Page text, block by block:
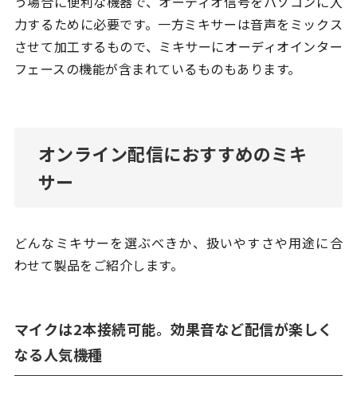
力するために必要です。一方ミキサーは音声をミックス
させて加工するもので、ミキサーにオーディオインター
フェースの機能が含まれているものもあります。
オンライン配信におすすめのミキ
サー
どんなミキサーを選ぶべきか、扱いやすさや用途に合
わせて製品をご紹介します。
マイクは2本接続可能。効果音など配信が楽しく
なる人気機種